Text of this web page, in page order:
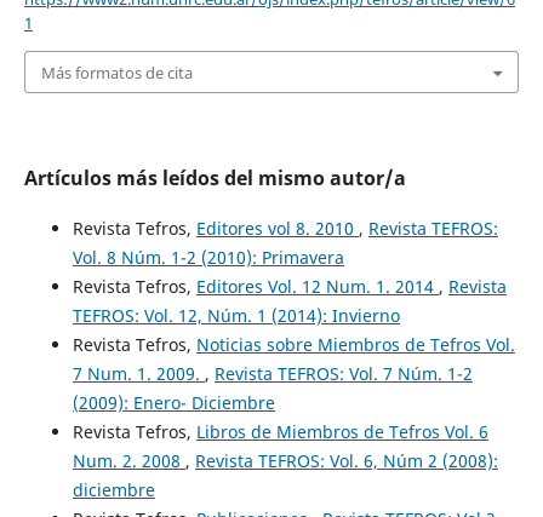
1
Más formatos de cita
Artículos más leídos del mismo autor/a
Revista Tefros, Editores vol 8. 2010 , Revista TEFROS:
Vol. 8 Núm. 1-2 (2010): Primavera
Revista Tefros, Editores Vol. 12 Num. 1. 2014 , Revista
TEFROS: Vol. 12, Núm. 1 (2014): Invierno
Revista Tefros, Noticias sobre Miembros de Tefros Vol.
7 Num. 1. 2009. , Revista TEFROS: Vol. 7 Núm. 1-2
(2009): Enero- Diciembre
Revista Tefros, Libros de Miembros de Tefros Vol. 6
Num. 2. 2008 , Revista TEFROS: Vol. 6, Núm 2 (2008):
diciembre